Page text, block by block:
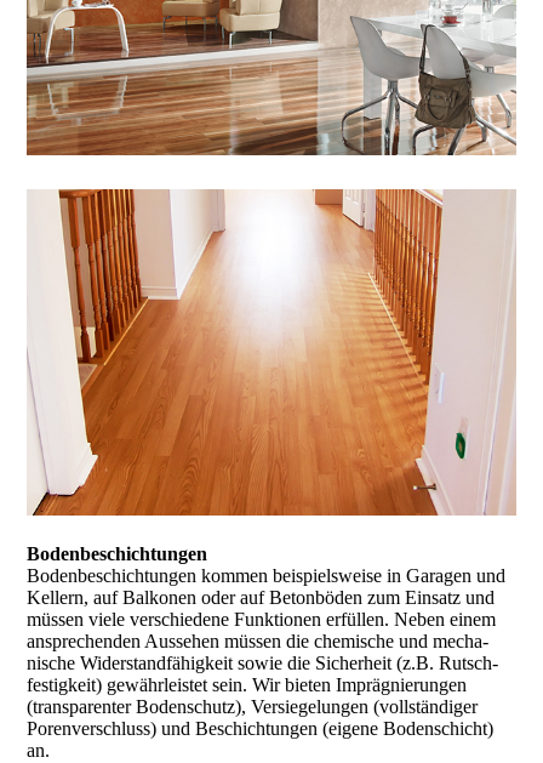
Boden­beschich­tungen
Boden­beschich­tungen kommen beispiels­weise in Garagen und
Kellern, auf Balkonen oder auf Beton­böden zum Einsatz und
müssen viele verschie­dene Funktionen erfüllen. Neben einem
ansprechenden Aussehen müssen die chemische und mecha­
nische Widerstand­fähigkeit sowie die Sicherheit (z.B. Rutsch­
festigkeit) gewähr­leistet sein. Wir bieten Impräg­nierungen
(transparenter Boden­schutz), Versiege­lungen (vollständiger
Poren­verschluss) und Beschich­tungen (eigene Boden­schicht)
an.